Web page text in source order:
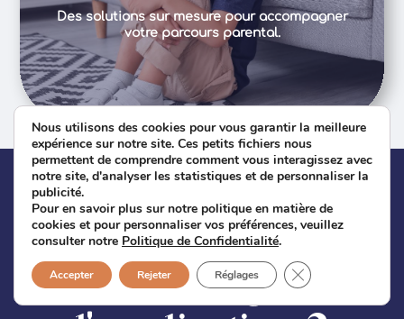
Des solutions sur mesure pour accompagner
votre parcours parental.
Prêt à
télécharger
Nous utilisons des cookies pour vous garantir la meilleure
expérience sur notre site. Ces petits fichiers nous
permettent de comprendre comment vous interagissez avec
notre site, d'analyser les statistiques et de personnaliser la
publicité.
Pour en savoir plus sur notre politique en matière de
cookies et pour personnaliser vos préférences, veuillez
consulter notre Politique de Confidentialité.
Accepter Rejeter Réglages Fermer la